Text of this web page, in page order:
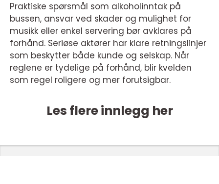
Praktiske spørsmål som alkoholinntak på
bussen, ansvar ved skader og mulighet for
musikk eller enkel servering bør avklares på
forhånd. Seriøse aktører har klare retningslinjer
som beskytter både kunde og selskap. Når
reglene er tydelige på forhånd, blir kvelden
som regel roligere og mer forutsigbar.
Les flere innlegg her